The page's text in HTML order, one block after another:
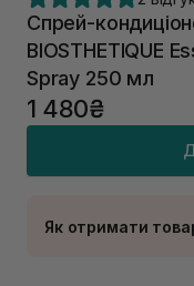
Спрей-
BIOSTHETIQUE
Spray 250 мл
1 480₴
Як отримати